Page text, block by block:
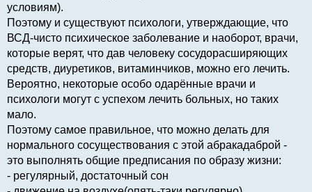
условиям).
Поэтому и существуют психологи, утверждающие, что
ВСД-чисто психическое заболевание и наоборот, врачи,
которые верят, что дав человеку сосудорасширяющих
средств, диуретиков, витаминчиков, можно его лечить.
Вероятно, некоторые особо одарённые врачи и
психологи могут с успехом лечить больных, но таких
мало.
Поэтому самое правильное, что можно делать для
нормального сосуществования с этой абракадаброй -
это выполнять общие предписания по образу жизни:
- регулярный, достаточный сон